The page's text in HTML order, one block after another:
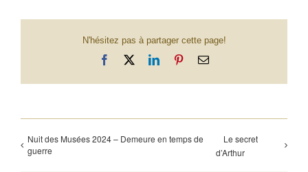
N'hésitez pas à partager cette page!
Facebook LinkedInPinterestEmail
Nuit des Musées 2024 – Demeure en temps de
guerre
Le secret
d’Arthur